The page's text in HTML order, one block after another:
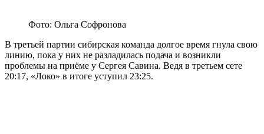
Фото: Ольга Софронова
В третьей партии сибирская команда долгое время гнула свою
линию, пока у них не разладилась подача и возникли
проблемы на приёме у Сергея Савина. Ведя в третьем сете
20:17, «Локо» в итоге уступил 23:25.